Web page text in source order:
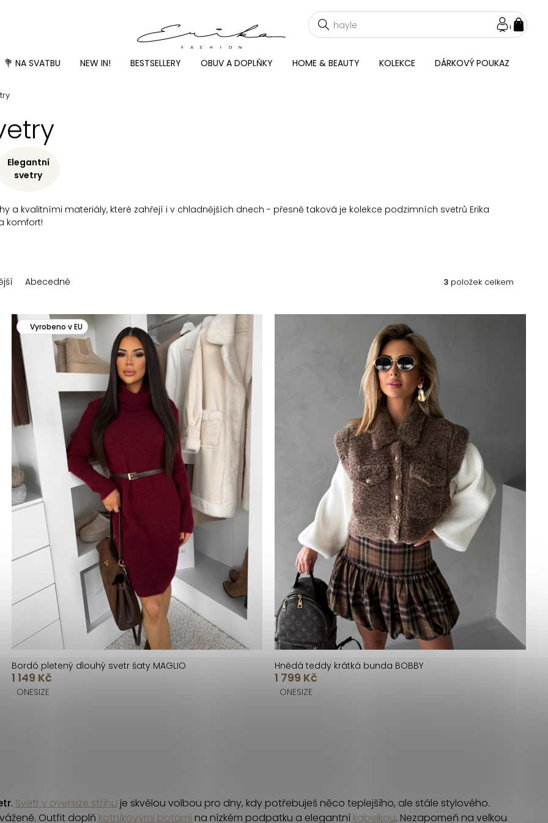
💐 NA SVATBU NEW IN! BESTSELLERY OBUV A DOPLŇKY HOME & BEAUTY KOLEKCE DÁRKOVÝ POUKAZ
a kvalitními materiály, které zahřejí i v chladnějších dnech - přesně taková je kolekce podzimních svetrů Erika
komfort!
Elegantní
svetry
Abecedně 3 položek celkem
Vyrobeno v EU
Bordó pletený dlouhý svetr šaty MAGLIO
1 149 Kč
ONESIZE
Hnědá teddy krátká bunda BOBBY
1 799 Kč
ONESIZE
. Svetr v oversize střihu je skvělou volbou pro dny, kdy potřebuješ něco teplejšího, ale stále stylového.
Outfit doplň kotníkovými botami na nízkém podpatku a elegantní kabelkou. Nezapomeň na velkou